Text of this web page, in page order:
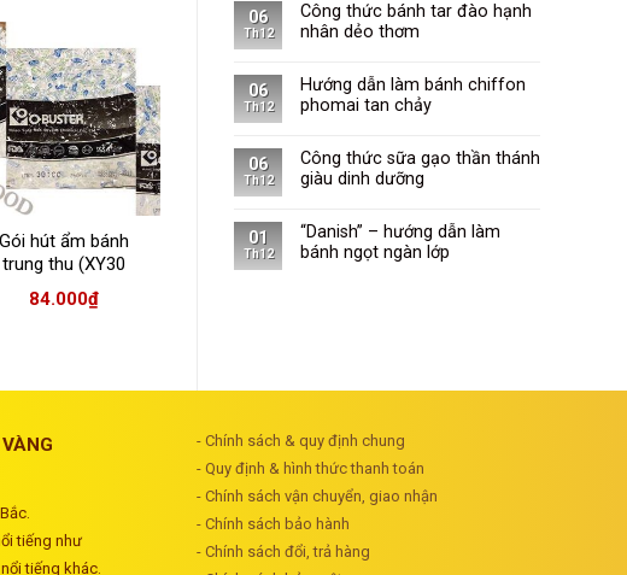
Gói hút ẩm bánh
trung thu (XY30
XYGEN)
84.000₫
06
Th12
Công thức bánh tar đào hạnh
nhân dẻo thơm
06
Th12
Hướng dẫn làm bánh chiffon
phomai tan chảy
06
Th12
Công thức sữa gạo thần thánh
giàu dinh dưỡng
01
Th12
“Danish” – hướng dẫn làm
bánh ngọt ngàn lớp
tiếng như
tiếng khác.
- Chính sách & quy định chung
- Quy định & hình thức thanh toán
- Chính sách vận chuyển, giao nhận
- Chính sách bảo hành
- Chính sách đổi, trả hàng